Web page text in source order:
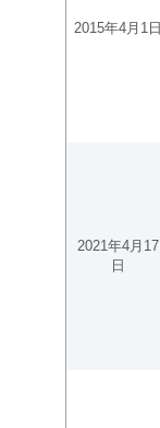
2015年4月1日
2021年4月17
日